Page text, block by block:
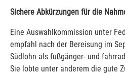
Sichere Abkürzungen für die
Eine Auswahlkommission unter
empfahl nach der Bereisung im
Südlohn als fußgänger- und
Sie lobte unter anderem die gute